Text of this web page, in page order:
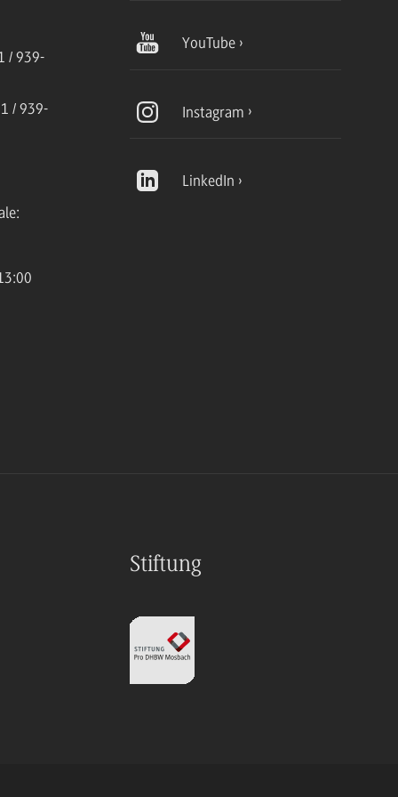
/ 939-
/ 939-
YouTube
Instagram
LinkedIn
Stiftung